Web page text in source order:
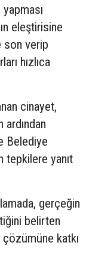
eleştirisine
son verip
hızlıca
cinayet,
ardından
Belediye
tepkilere yanıt
gerçeğin
belirten
katkı